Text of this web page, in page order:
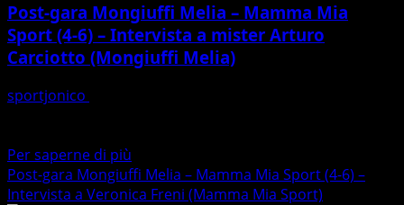
Post-gara Mongiuffi Melia – Mamma Mia
Sport (4-6) – Intervista a mister Arturo
Carciotto (Mongiuffi Melia)
sportjonico
Per saperne di più
informazioni
su
Post-gara Mongiuffi Melia – Mamma Mia Sport (4-6) –
Intervista a Veronica Freni (Mamma Mia Sport)